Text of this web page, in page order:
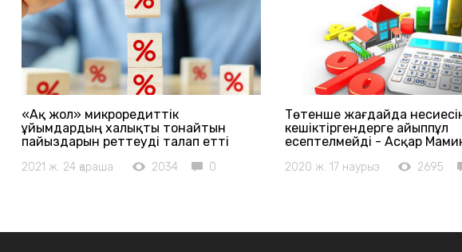
«Ақ жол» микроредиттік
ұйымдардың халықты тонайтын
пайыздарын реттеуді талап етті
2021 ж. 24 қараша 2034 0
Төтенше жағдайда
кешіктіргендерге айыппұл
есептелмейді - Асқар
2020 ж. 17 наурыз 2695